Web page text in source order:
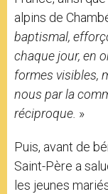
alpins de
baptismal,
chaque jour, en
formes visibles,
nous par la
réciproque. »
Puis, avant de
Saint-Père a
les jeunes